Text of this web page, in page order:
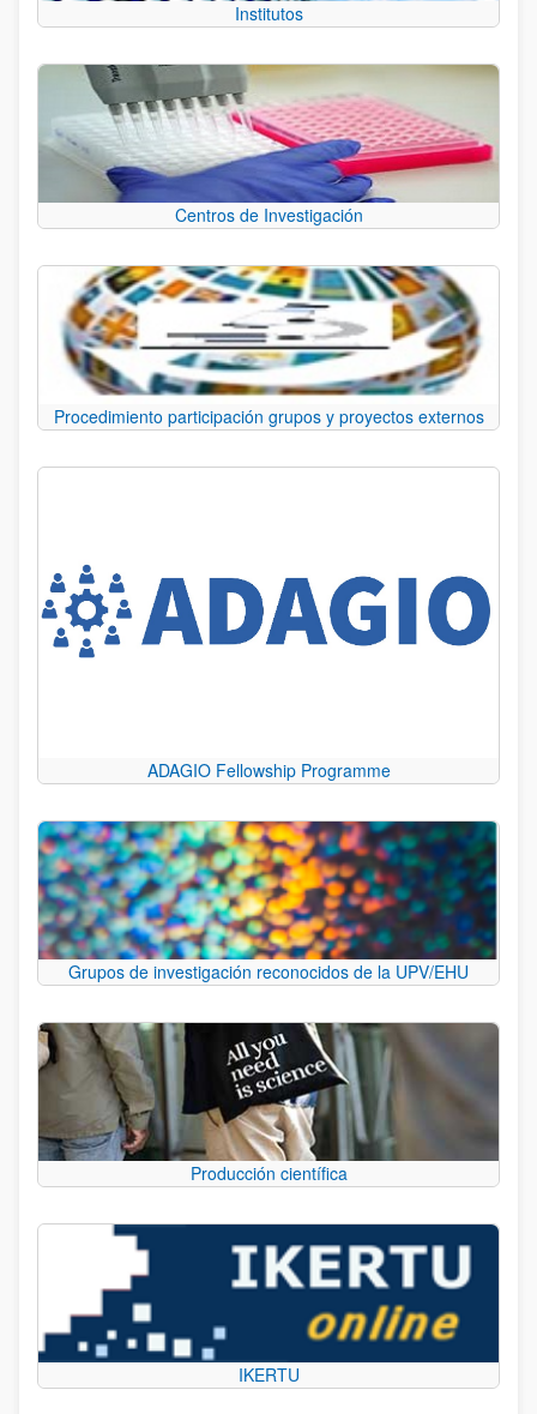
Institutos
Centros de Investigación
Procedimiento participación grupos y proyectos externos
ADAGIO Fellowship Programme
Grupos de investigación reconocidos de la UPV/EHU
Producción científica
IKERTU